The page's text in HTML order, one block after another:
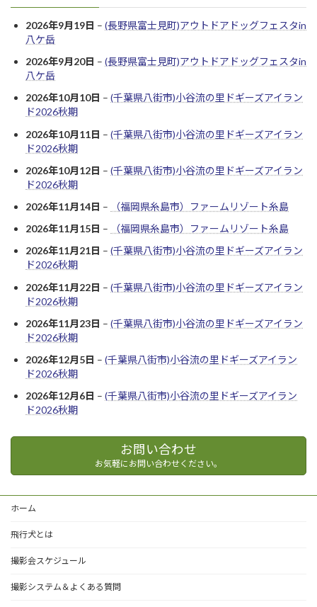
2026年9月19日 – (長野県富士見町)アウトドアドッグフェスタin
八ケ岳
2026年9月20日 – (長野県富士見町)アウトドアドッグフェスタin
八ケ岳
2026年10月10日 – (千葉県八街市)小谷流の里ドギーズアイラン
ド2026秋期
2026年10月11日 – (千葉県八街市)小谷流の里ドギーズアイラン
ド2026秋期
2026年10月12日 – (千葉県八街市)小谷流の里ドギーズアイラン
ド2026秋期
2026年11月14日 –
（福岡県糸島市）ファームリゾート糸島
2026年11月15日 –
（福岡県糸島市）ファームリゾート糸島
2026年11月21日 – (千葉県八街市)小谷流の里ドギーズアイラン
ド2026秋期
2026年11月22日 – (千葉県八街市)小谷流の里ドギーズアイラン
ド2026秋期
2026年11月23日 – (千葉県八街市)小谷流の里ドギーズアイラン
ド2026秋期
2026年12月5日 – (千葉県八街市)小谷流の里ドギーズアイラン
ド2026秋期
2026年12月6日 – (千葉県八街市)小谷流の里ドギーズアイラン
ド2026秋期
お問い合わせ
お気軽にお問い合わせください。
ホーム
飛行犬とは
撮影会スケジュール
撮影システム＆よくある質問